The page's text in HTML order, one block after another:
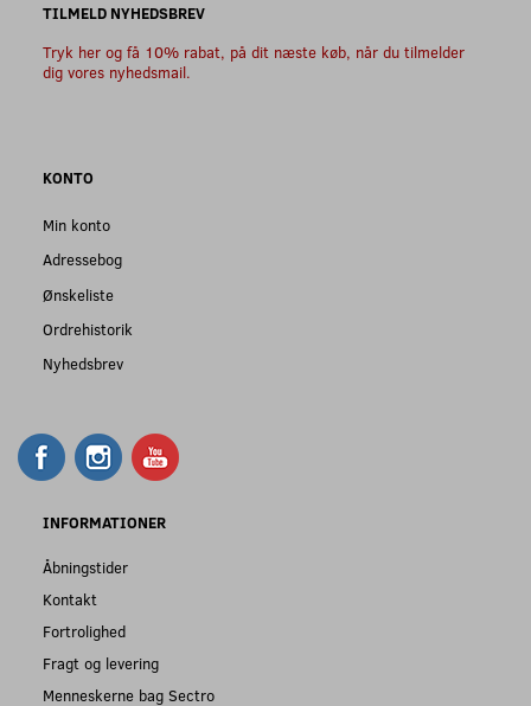
TILMELD NYHEDSBREV
Tryk her og få 10% rabat, på dit næste køb, når du tilmelder
dig vores nyhedsmail.
KONTO
Min konto
Adressebog
Ønskeliste
Ordrehistorik
Nyhedsbrev
INFORMATIONER
Åbningstider
Kontakt
Fortrolighed
Fragt og levering
Menneskerne bag Sectro